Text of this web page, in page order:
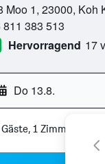
Moo 1, 23000, Koh
811 383 513
Hervorragend 17
Do 13.8.
1 Zimmer